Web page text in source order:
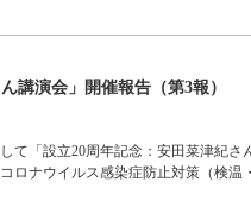
講演会」開催報告（第3報）
「設立20周年記念：安田菜津紀さ
ロナウイルス感染症防止対策（検温